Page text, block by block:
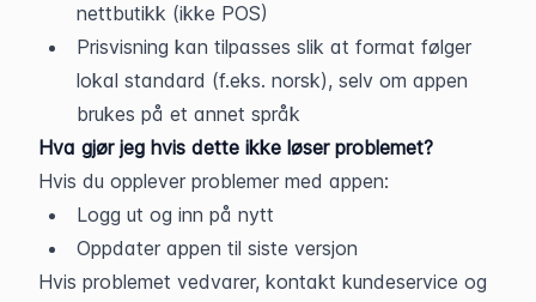
nettbutikk (ikke POS)
Prisvisning kan tilpasses slik at format følger
lokal standard (f.eks. norsk), selv om appen
brukes på et annet språk
Hva gjør jeg hvis dette ikke løser problemet?
Hvis du opplever problemer med appen:
Logg ut og inn på nytt
Oppdater appen til siste versjon
Hvis problemet vedvarer, kontakt kundeservice og